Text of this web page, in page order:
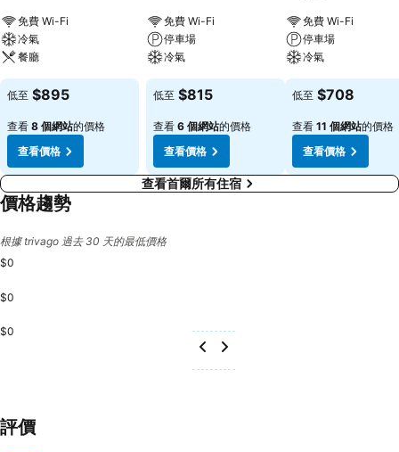
免費 Wi-Fi
冷氣
餐廳
低至 $895
查看 8 個網站的價格
查看價格
免費 Wi-Fi
停車場
冷氣
低至 $815
查看 6 個網站的價格
查看價格
免費 Wi-Fi
停車場
冷氣
低至 $708
查看 11 個網站的價格
查看價格
查看首爾所有住宿
價格趨勢
根據 trivago 過去 30 天的最低價格
$0
$0
$0
評價